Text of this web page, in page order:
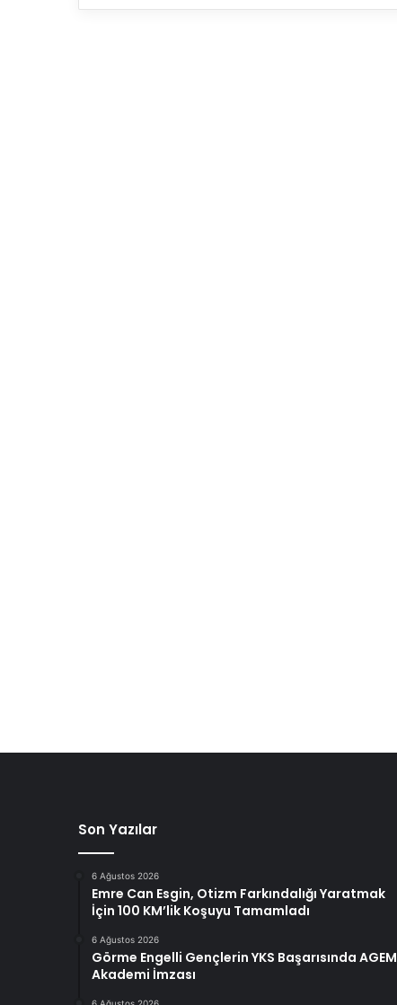
Son Yazılar
6 Ağustos 2026
Emre Can Esgin, Otizm Farkındalığı Yaratmak
İçin 100 KM’lik Koşuyu Tamamladı
6 Ağustos 2026
Görme Engelli Gençlerin YKS Başarısında AGEM
Akademi İmzası